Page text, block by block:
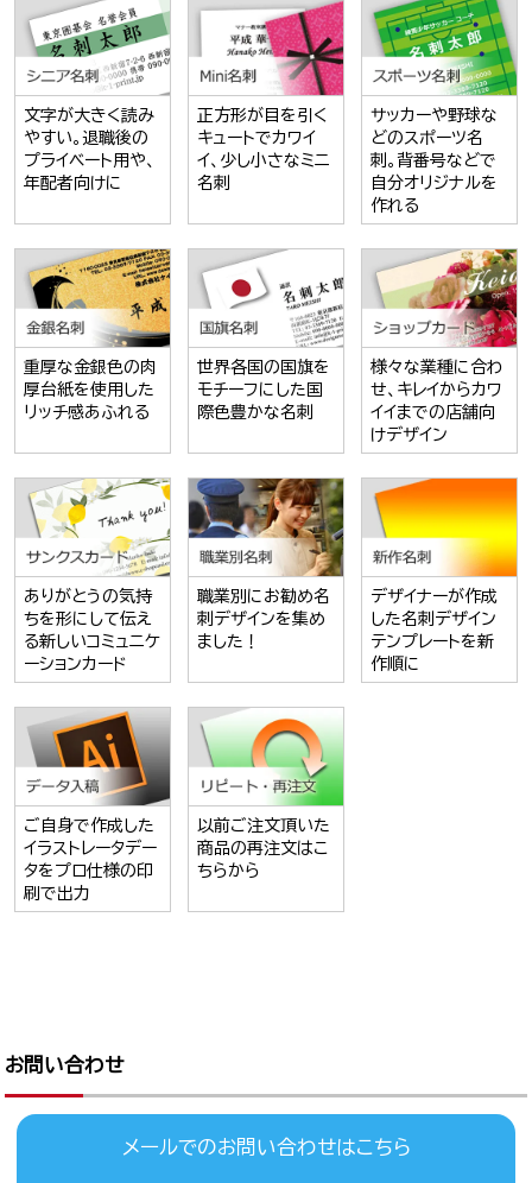
文字が大きく読み
やすい。退職後の
プライベート用や、
年配者向けに
正方形が目を引く
キュートでカワイ
イ、少し小さなミニ
名刺
サッカーや野球な
どのスポーツ名
刺。背番号などで
自分オリジナルを
作れる
重厚な金銀色の肉
厚台紙を使用した
リッチ感あふれる
世界各国の国旗を
モチーフにした国
際色豊かな名刺
様々な業種に合わ
せ、キレイからカワ
イイまでの店舗向
けデザイン
ありがとうの気持
ちを形にして伝え
る新しいコミュニケ
ーションカード
職業別にお勧め名
刺デザインを集め
ました！
デザイナーが作成
した名刺デザイン
テンプレートを新
作順に
ご自身で作成した
イラストレータデー
タをプロ仕様の印
刷で出力
以前ご注文頂いた
商品の再注文はこ
ちらから
お問い合わせ
メールでのお問い合わせはこちら